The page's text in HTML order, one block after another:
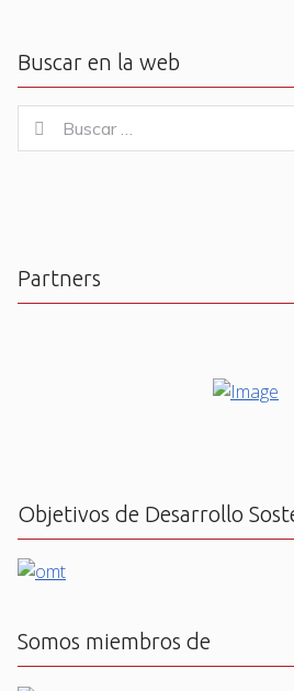
Buscar en la web
for:
Buscar
Partners
Objetivos de Desarrollo
Somos miembros de